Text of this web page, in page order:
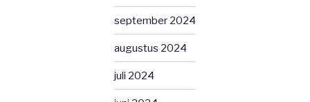
september 2024
augustus 2024
juli 2024